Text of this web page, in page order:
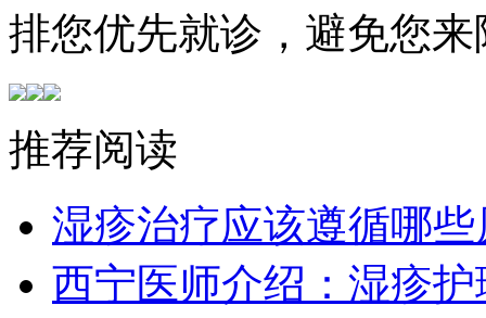
排您优先就诊，避免您
推荐阅读
湿疹治疗应该遵循哪些
西宁医师介绍：湿疹